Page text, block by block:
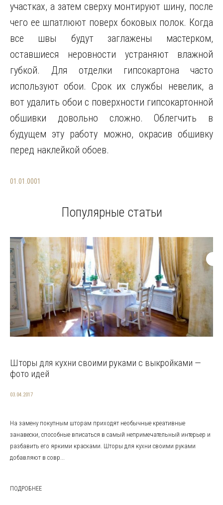
участках, а затем сверху монтируют шину, после
чего ее шпатлюют поверх боковых полок. Когда
все швы будут заглажены мастерком,
оставшиеся неровности устраняют влажной
губкой. Для отделки гипсокартона часто
используют обои. Срок их службы невелик, а
вот удалить обои с поверхности гипсокартонной
обшивки довольно сложно. Облегчить в
будущем эту работу можно, окрасив обшивку
перед наклейкой обоев.
01.01.0001
Популярные статьи
Шторы для кухни своими руками с выкройками —
фото идей
03.04.2017
На замену покупным шторам приходят необычные креативные
занавески, способные вписаться в самый непримечательный интерьер и
разбавить его яркими красками. Шторы для кухни своими руками
добавляют в совр...
ПОДРОБНЕЕ